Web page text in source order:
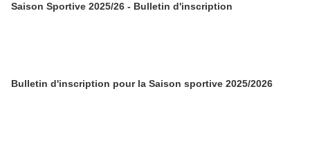
Saison Sportive 2025/26 - Bulletin d'inscription
Bulletin d'inscription pour la Saison sportive 2025/2026